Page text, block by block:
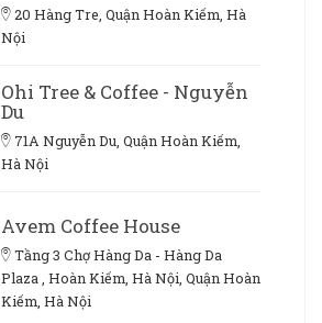
20 Hàng Tre, Quận Hoàn Kiếm, Hà
Nội
Ohi Tree & Coffee - Nguyễn
Du
71A Nguyễn Du, Quận Hoàn Kiếm,
Hà Nội
Avem Coffee House
Tầng 3 Chợ Hàng Da - Hàng Da
Plaza , Hoàn Kiếm, Hà Nội, Quận Hoàn
Kiếm, Hà Nội